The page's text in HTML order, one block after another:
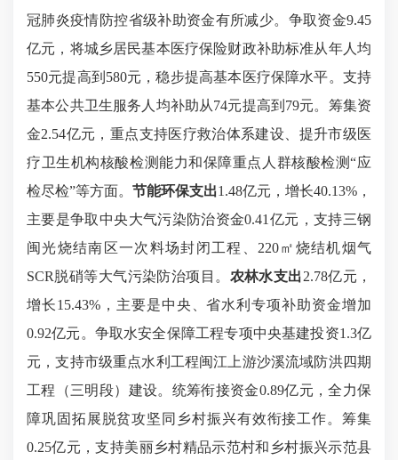
冠肺炎疫情防控省级补助资金有所减少。争取资金9.45
亿元，将城乡居民基本医疗保险财政补助标准从年人均
550元提高到580元，稳步提高基本医疗保障水平。支持
基本公共卫生服务人均补助从74元提高到79元。筹集资
金2.54亿元，重点支持医疗救治体系建设、提升市级医
疗卫生机构核酸检测能力和保障重点人群核酸检测“应
检尽检”等方面。 节能环保支出1.48亿元，增长40.13%，
主要是争取中央大气污染防治资金0.41亿元，支持三钢
闽光烧结南区一次料场封闭工程、220㎡烧结机烟气
SCR脱硝等大气污染防治项目。 农林水支出2.78亿元，
增长15.43%，主要是中央、省水利专项补助资金增加
0.92亿元。争取水安全保障工程专项中央基建投资1.3亿
元，支持市级重点水利工程闽江上游沙溪流域防洪四期
工程（三明段）建设。统筹衔接资金0.89亿元，全力保
障巩固拓展脱贫攻坚同乡村振兴有效衔接工作。筹集
0.25亿元，支持美丽乡村精品示范村和乡村振兴示范县